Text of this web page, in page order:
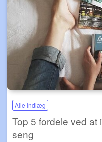
Alle Indlæg
Top 5 fordele ved
seng